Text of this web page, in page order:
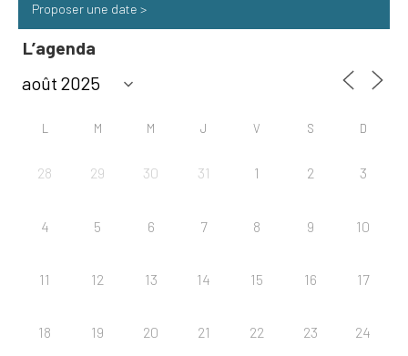
Proposer une date >
L’agenda
L M M J V S D
28 29 30 31 1 2 3
4 5 6 7 8 9 10
11 12 13 14 15 16 17
18 19 20 21 22 23 24